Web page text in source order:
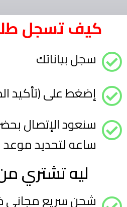
كيف تسجل
سجل بياناتك
إضغط على (تأكيد
ساعه لتحديد موعد
شحن سريع مجاني